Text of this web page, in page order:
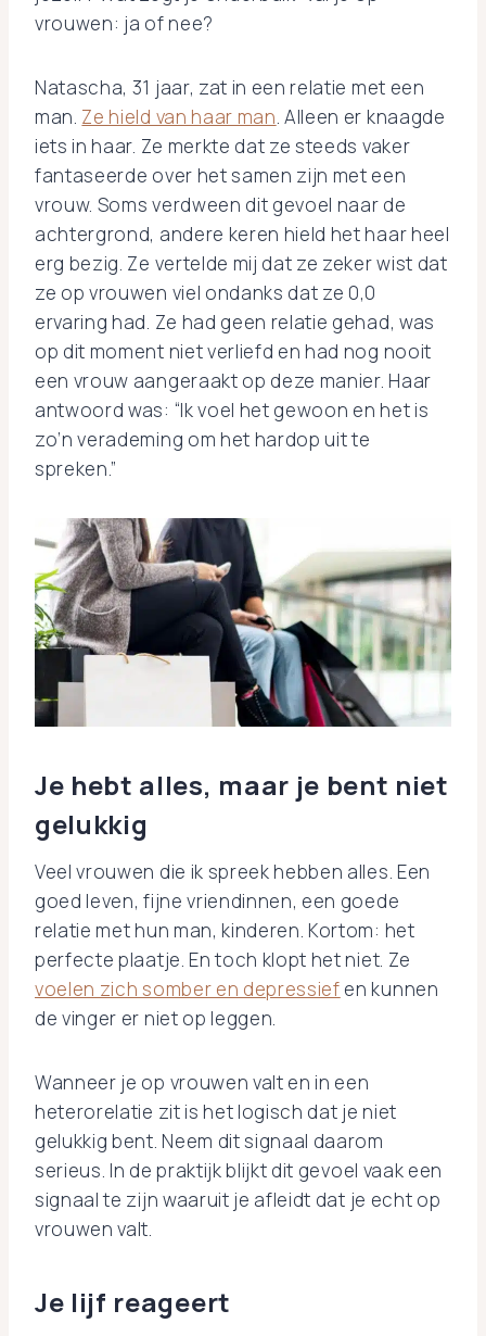
vrouwen: ja of nee?
Natascha, 31 jaar, zat in een relatie met een
man. Ze hield van haar man. Alleen er knaagde
iets in haar. Ze merkte dat ze steeds vaker
fantaseerde over het samen zijn met een
vrouw. Soms verdween dit gevoel naar de
achtergrond, andere keren hield het haar heel
erg bezig. Ze vertelde mij dat ze zeker wist dat
ze op vrouwen viel ondanks dat ze 0,0
ervaring had. Ze had geen relatie gehad, was
op dit moment niet verliefd en had nog nooit
een vrouw aangeraakt op deze manier. Haar
antwoord was: “Ik voel het gewoon en het is
zo’n verademing om het hardop uit te
spreken.”
Je hebt alles, maar je bent niet
gelukkig
Veel vrouwen die ik spreek hebben alles. Een
goed leven, fijne vriendinnen, een goede
relatie met hun man, kinderen. Kortom: het
perfecte plaatje. En toch klopt het niet. Ze
voelen zich somber en depressief en kunnen
de vinger er niet op leggen.
Wanneer je op vrouwen valt en in een
heterorelatie zit is het logisch dat je niet
gelukkig bent. Neem dit signaal daarom
serieus. In de praktijk blijkt dit gevoel vaak een
signaal te zijn waaruit je afleidt dat je echt op
vrouwen valt.
Je lijf reageert